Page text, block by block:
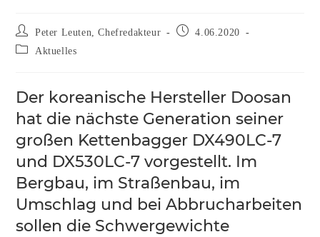
Peter Leuten, Chefredakteur
4.06.2020
Aktuelles
Der koreanische Hersteller Doosan
hat die nächste Generation seiner
großen Kettenbagger DX490LC-7
und DX530LC-7 vorgestellt. Im
Bergbau, im Straßenbau, im
Umschlag und bei Abbrucharbeiten
sollen die Schwergewichte